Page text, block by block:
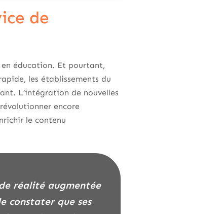
de
en éducation. Et pourtant,
les établissements du
L’intégration de nouvelles
encore
le contenu
constater que ses